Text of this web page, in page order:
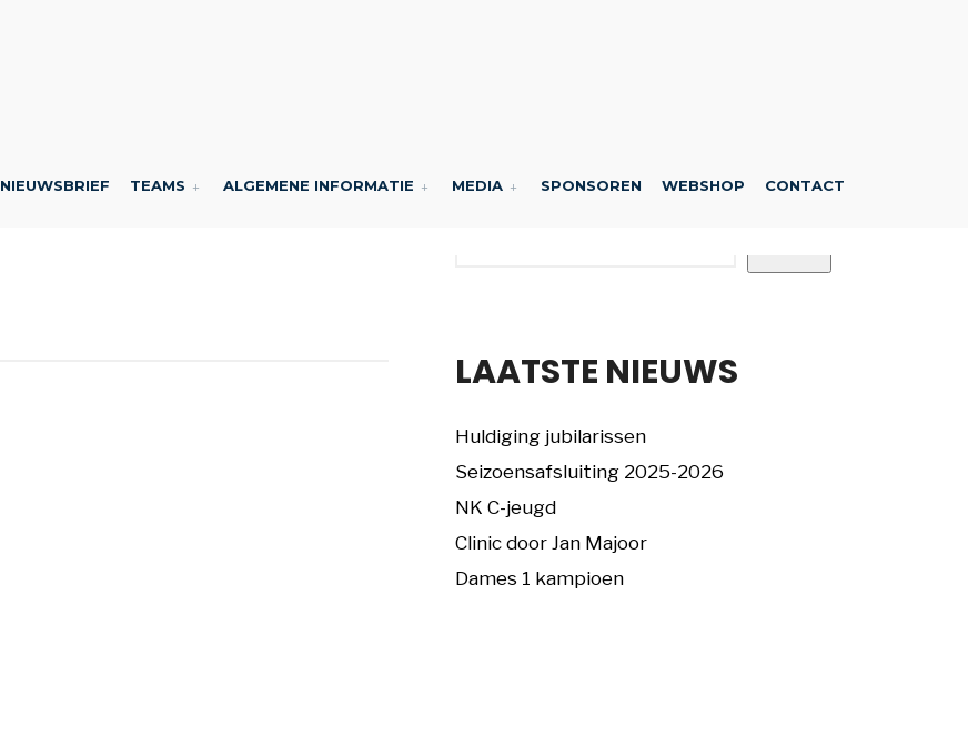
NIEUWSBRIEF TEAMS ALGEMENE INFORMATIE MEDIA SPONSOREN WEBSHOP CONTACT
LAATSTE NIEUWS
Huldiging jubilarissen
Seizoensafsluiting 2025-2026
NK C-jeugd
Clinic door Jan Majoor
Dames 1 kampioen